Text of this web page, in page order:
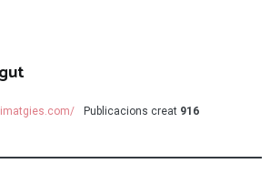
Publicacions creat 916